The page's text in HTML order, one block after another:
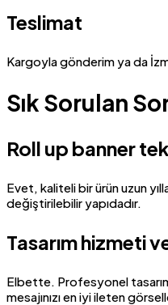
Teslimat
Kargoyla gönderim ya da
Sık Sorulan
Roll up banner
Evet, kaliteli bir ürün uzun
değiştirilebilir yapıdadır.
Tasarım hizmeti
Elbette. Profesyonel
mesajınızı en iyi ileten